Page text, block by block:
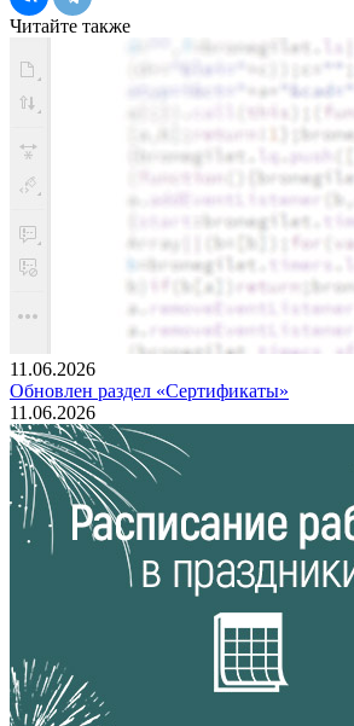
Читайте также
11.06.2026
Обновлен раздел «Сертификаты»
11.06.2026